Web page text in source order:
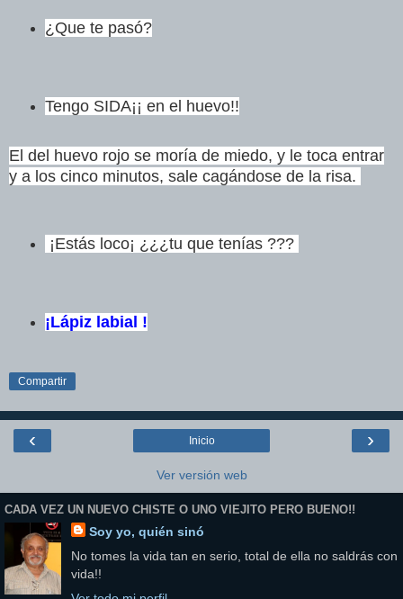
¿Que te pasó?
Tengo SIDA¡¡ en el huevo!!
El del huevo rojo se moría de miedo, y le toca entrar
y a los cinco minutos, sale cagándose de la risa.
¡Estás loco¡ ¿¿¿tu que tenías ???
¡Lápiz labial !
Compartir
‹ ›
Inicio
Ver versión web
CADA VEZ UN NUEVO CHISTE O UNO VIEJITO PERO BUENO!!
Soy yo, quién sinó
No tomes la vida tan en serio, total de ella no saldrás con
vida!!